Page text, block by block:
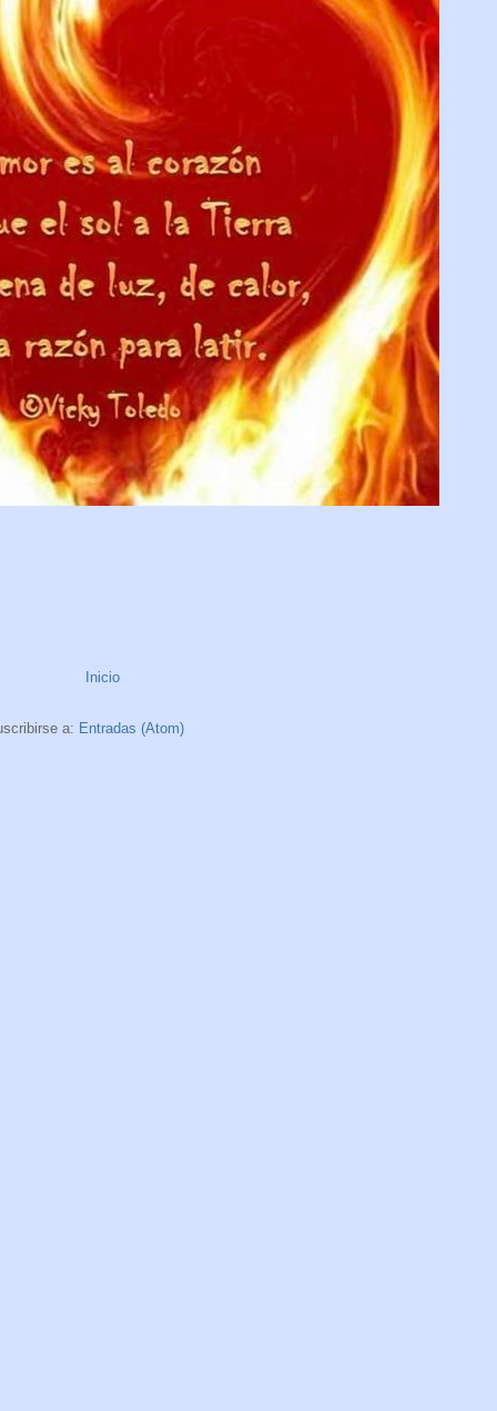
Inicio
a: Entradas (Atom)